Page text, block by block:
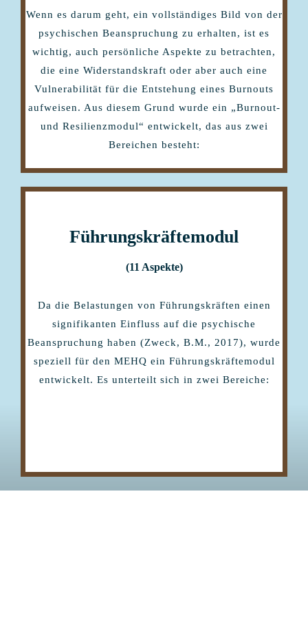
Wenn es darum geht, ein vollständiges Bild von der
psychischen Beanspruchung zu erhalten, ist es
wichtig, auch persönliche Aspekte zu betrachten,
die eine Widerstandskraft oder aber auch eine
Vulnerabilität für die Entstehung eines Burnouts
aufweisen. Aus diesem Grund wurde ein „Burnout-
und Resilienzmodul“ entwickelt, das aus zwei
Bereichen besteht:
Führungskräftemodul
(11 Aspekte)
Da die Belastungen von Führungskräften einen
signifikanten Einfluss auf die psychische
Beanspruchung haben (Zweck, B.M., 2017), wurde
speziell für den MEHQ ein Führungskräftemodul
entwickelt. Es unterteilt sich in zwei Bereiche: